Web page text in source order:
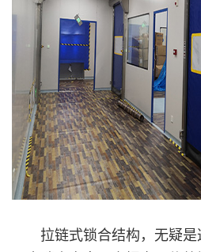
拉链式锁合结构，无疑是